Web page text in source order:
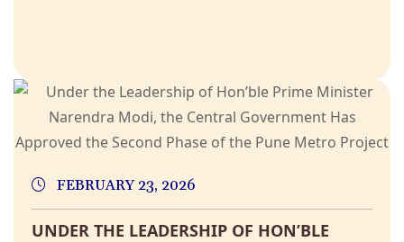
FEBRUARY 23, 2026
UNDER THE LEADERSHIP OF HON’BLE